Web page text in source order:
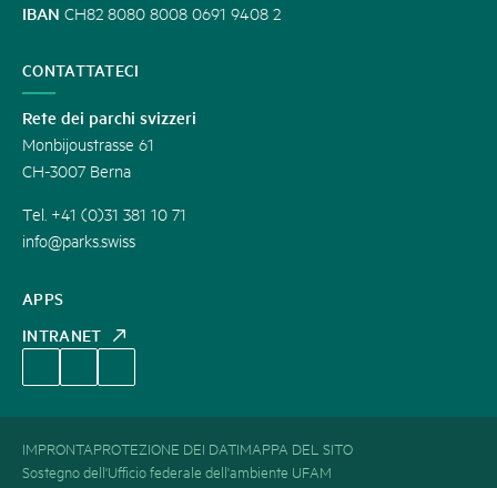
APPS
INTRANET
IBAN CH82 8080 8008 0691 9408 2
CONTATTATECI
Rete dei parchi svizzeri
Monbijoustrasse 61
CH-3007 Berna
Tel. +41 (0)31 381 10 71
info@parks.swiss
IMPRONTAPROTEZIONE DEI DATIMAPPA DEL SITO
Sostegno dell'Ufficio federale dell'ambiente UFAM